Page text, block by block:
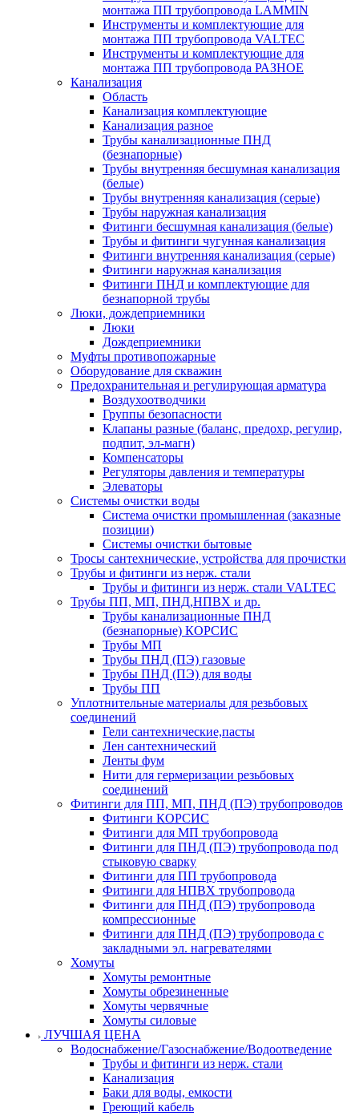
монтажа ПП трубопровода LAMMIN
Инструменты и комплектующие для
монтажа ПП трубопровода VALTEC
Инструменты и комплектующие для
монтажа ПП трубопровода РАЗНОЕ
Канализация
Область
Канализация комплектующие
Канализация разное
Трубы канализационные ПНД
(безнапорные)
Трубы внутренняя бесшумная канализация
(белые)
Трубы внутренняя канализация (серые)
Трубы наружная канализация
Фитинги бесшумная канализация (белые)
Трубы и фитинги чугунная канализация
Фитинги внутренняя канализация (серые)
Фитинги наружная канализация
Фитинги ПНД и комплектующие для
безнапорной трубы
Люки, дождеприемники
Люки
Дождеприемники
Муфты противопожарные
Оборудование для скважин
Предохранительная и регулирующая арматура
Воздухоотводчики
Группы безопасности
Клапаны разные (баланс, предохр, регулир,
подпит, эл-магн)
Компенсаторы
Регуляторы давления и температуры
Элеваторы
Системы очистки воды
Система очистки промышленная (заказные
позиции)
Системы очистки бытовые
Тросы сантехнические, устройства для прочистки
Трубы и фитинги из нерж. стали
Трубы и фитинги из нерж. стали VALTEC
Трубы ПП, МП, ПНД,НПВХ и др.
Трубы канализационные ПНД
(безнапорные) КОРСИС
Трубы МП
Трубы ПНД (ПЭ) газовые
Трубы ПНД (ПЭ) для воды
Трубы ПП
Уплотнительные материалы для резьбовых
соединений
Гели сантехнические,пасты
Лен сантехнический
Ленты фум
Нити для гермеризации резьбовых
соединений
Фитинги для ПП, МП, ПНД (ПЭ) трубопроводов
Фитинги КОРСИС
Фитинги для МП трубопровода
Фитинги для ПНД (ПЭ) трубопровода под
стыковую сварку
Фитинги для ПП трубопровода
Фитинги для НПВХ трубопровода
Фитинги для ПНД (ПЭ) трубопровода
компрессионные
Фитинги для ПНД (ПЭ) трубопровода с
закладными эл. нагревателями
Хомуты
Хомуты ремонтные
Хомуты обрезиненные
Хомуты червячные
Хомуты силовые
ЛУЧШАЯ ЦЕНА
Водоснабжение/Газоснабжение/Водоотведение
Трубы и фитинги из нерж. стали
Канализация
Баки для воды, емкости
Греющий кабель